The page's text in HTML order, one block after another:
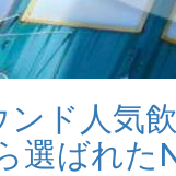
ンド人気
選ばれた